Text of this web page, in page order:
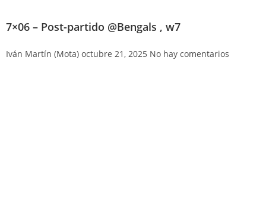
7×06 – Post-partido @Bengals , w7
Iván Martín (Mota) octubre 21, 2025 No hay comentarios